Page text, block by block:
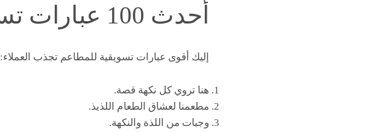
أحدث 100 عبارات تسويقية للمطاعم
إليك أقوى عبارات تسويقية للمطاعم تجذب العملاء:
هنا تروي كل نكهة قصة.
مطعمنا لعشاق الطعام اللذيذ.
وجبات من اللذة والنكهة.